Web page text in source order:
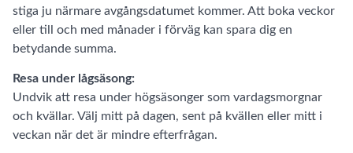
stiga ju närmare avgångsdatumet kommer. Att boka veckor
eller till och med månader i förväg kan spara dig en
betydande summa.
Resa under lågsäsong:
Undvik att resa under högsäsonger som vardagsmorgnar
och kvällar. Välj mitt på dagen, sent på kvällen eller mitt i
veckan när det är mindre efterfrågan.